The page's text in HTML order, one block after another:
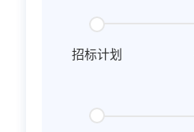
招标计划